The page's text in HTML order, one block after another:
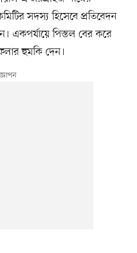
সদস্য হিসেবে প্রতিবেদন
একপর্যায়ে পিস্তল বের করে
হুমকি দেন।